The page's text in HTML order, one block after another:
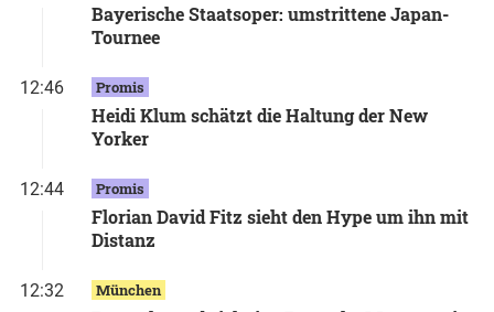
Bayerische Staatsoper: umstrittene Japan-
Tournee
12:46 Promis
Heidi Klum schätzt die Haltung der New
Yorker
12:44 Promis
Florian David Fitz sieht den Hype um ihn mit
Distanz
12:32 München